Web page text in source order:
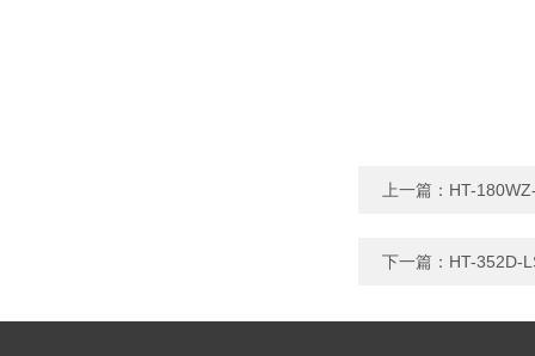
上一篇： HT-
下一篇： HT-352D-